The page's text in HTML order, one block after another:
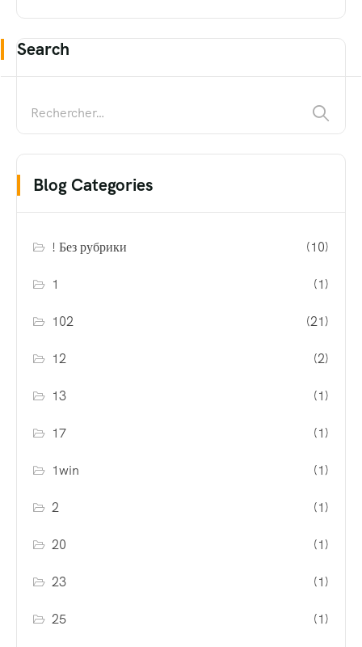
Search
Blog Categories
! Без рубрики (10)
1 (1)
102 (21)
12 (2)
13 (1)
17 (1)
1win (1)
2 (1)
20 (1)
23 (1)
25 (1)